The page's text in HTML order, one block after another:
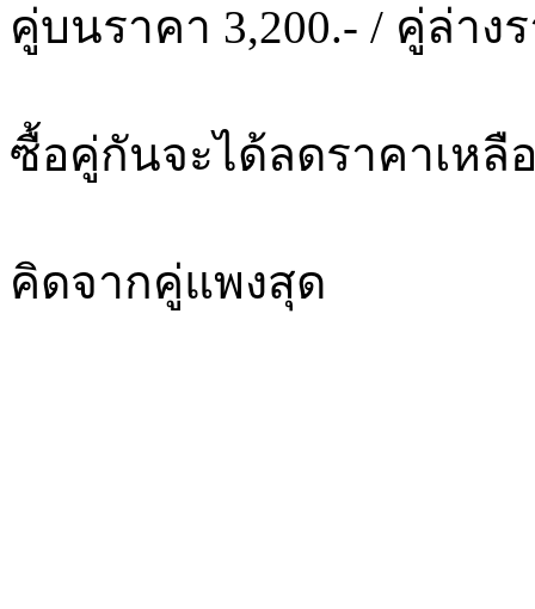
คู่บนราคา 3,200.- / คู่ล่าง
ซื้อคู่กันจะได้ลดราคาเหลื
คิดจากคู่แพงสุด